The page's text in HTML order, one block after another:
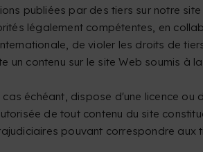
publiées par des tiers sur notre
légalement compétentes, en
de violer les droits de
un contenu sur le site Web soumis à
échéant, dispose d'une licence ou
de tout contenu du site
pouvant correspondre aux